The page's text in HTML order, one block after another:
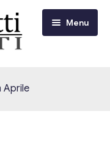
Menu
Aprile